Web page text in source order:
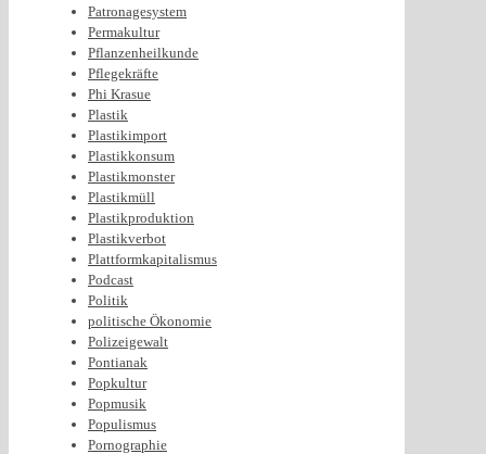
Patronagesystem
Permakultur
Pflanzenheilkunde
Pflegekräfte
Phi Krasue
Plastik
Plastikimport
Plastikkonsum
Plastikmonster
Plastikmüll
Plastikproduktion
Plastikverbot
Plattformkapitalismus
Podcast
Politik
politische Ökonomie
Polizeigewalt
Pontianak
Popkultur
Popmusik
Populismus
Pornographie